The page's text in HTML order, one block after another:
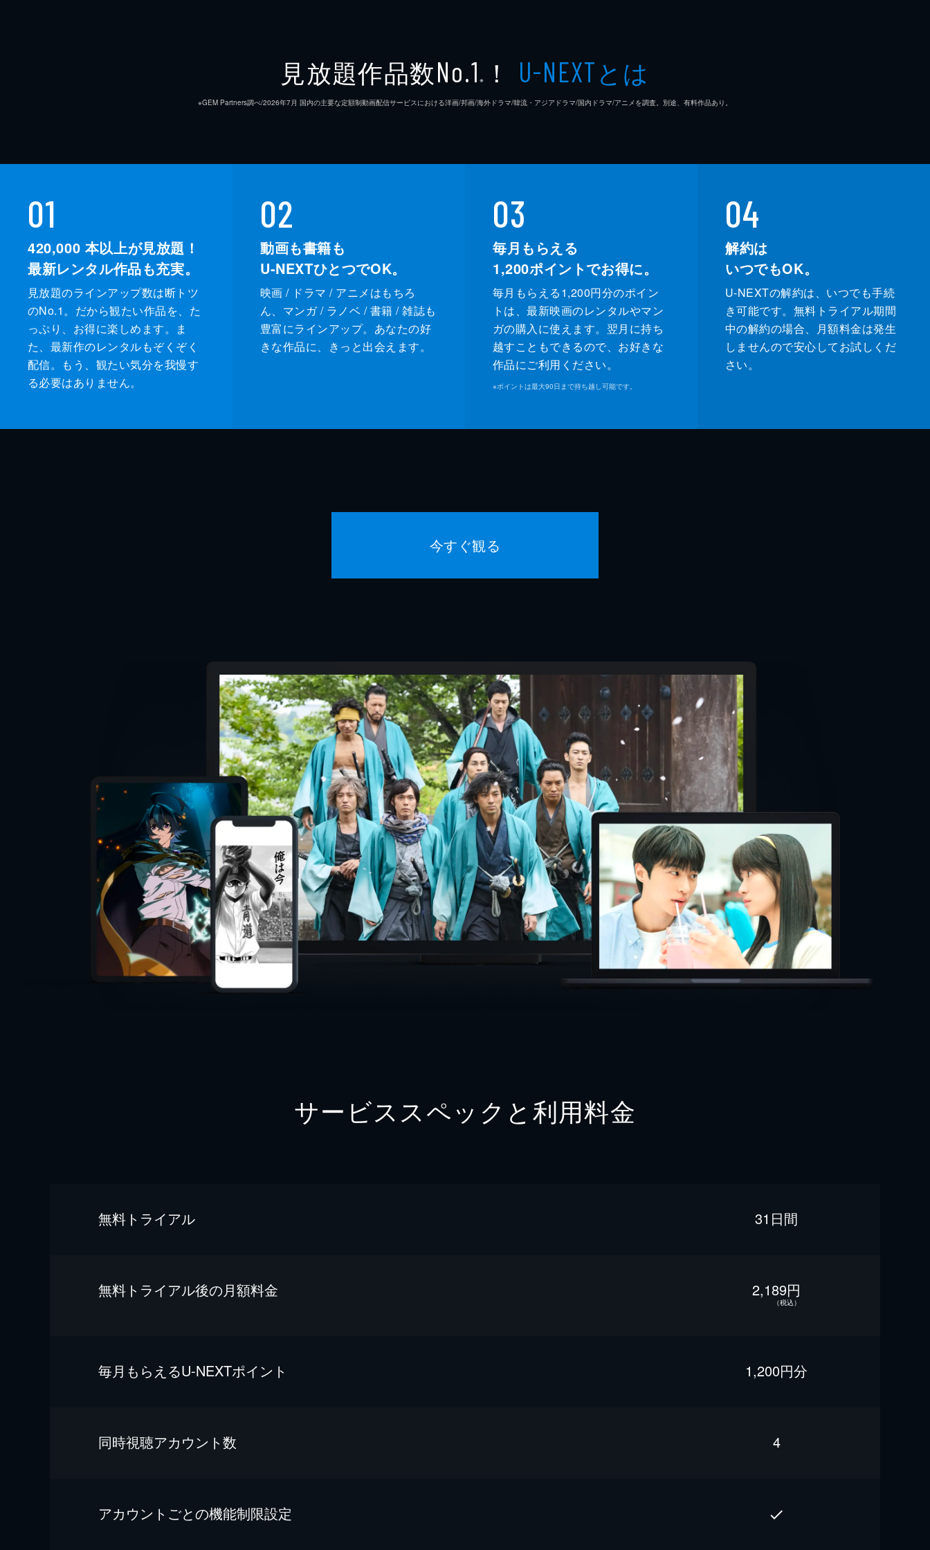
見放題作品数No.1 ※ ！ U-NEXTとは
※GEM Partners調べ/2026年7⽉ 国内の主要な定額制動画配信サービスにおける洋画/邦画/海外ドラマ/韓流・アジアドラマ/国内ドラマ/アニメを調査。別途、有料作品あり。
01
420,000 本以上が見放題！
最新レンタル作品も充実。
見放題のラインアップ数は断トツ
のNo.1。だから観たい作品を、た
っぷり、お得に楽しめます。ま
た、最新作のレンタルもぞくぞく
配信。もう、観たい気分を我慢す
る必要はありません。
02
動画も書籍も
U-NEXTひとつでOK。
映画 / ドラマ / アニメはもちろ
ん、マンガ / ラノベ / 書籍 / 雑誌も
豊富にラインアップ。あなたの好
きな作品に、きっと出会えます。
03
毎月もらえる
1,200ポイントでお得に。
毎月もらえる1,200円分のポイン
トは、最新映画のレンタルやマン
ガの購入に使えます。翌月に持ち
越すこともできるので、お好きな
作品にご利用ください。
※ポイントは最大90日まで持ち越し可能です。
04
解約は
いつでもOK。
U-NEXTの解約は、いつでも手続
き可能です。無料トライアル期間
中の解約の場合、月額料金は発生
しませんので安心してお試しくだ
さい。
今すぐ観る
サービススペックと利用料金
無料トライアル 31日間
無料トライアル後の⽉額料金 2,189円
（税込）
毎⽉もらえるU-NEXTポイント 1,200円分
同時視聴アカウント数 4
アカウントごとの機能制限設定